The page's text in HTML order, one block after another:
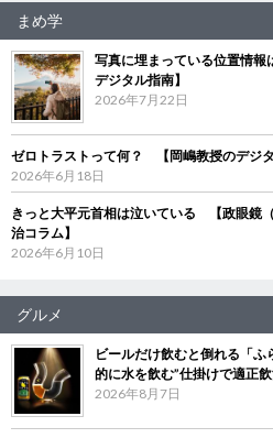
まめ学
写真に埋まっている位置情
デジタル指南】
2026年7月22日
ゼロトラストって何？ 【岡嶋教授のデジタ
2026年6月18日
きっと大平元首相は泣いている 【政眼鏡
治コラム】
2026年6月10日
グルメ
ビールだけ飲むと倒れる「
的に水を飲む”仕掛けで適正
2026年8月7日